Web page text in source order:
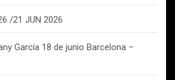
/21 JUN 2026
García 18 de junio Barcelona –